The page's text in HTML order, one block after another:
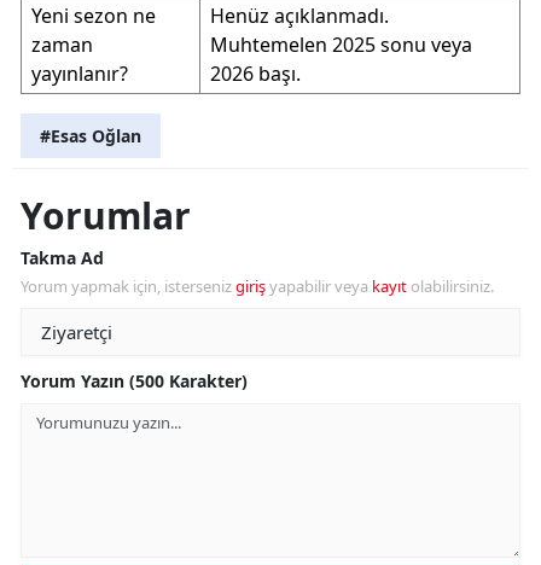
Yeni sezon ne
zaman
yayınlanır?
Henüz açıklanmadı.
Muhtemelen 2025 sonu veya
2026 başı.
#Esas Oğlan
Yorumlar
Takma Ad
Yorum yapmak için, istersenizgirişyapabilir veya kayıt olabilirsiniz.
Yorum Yazın (500 Karakter)